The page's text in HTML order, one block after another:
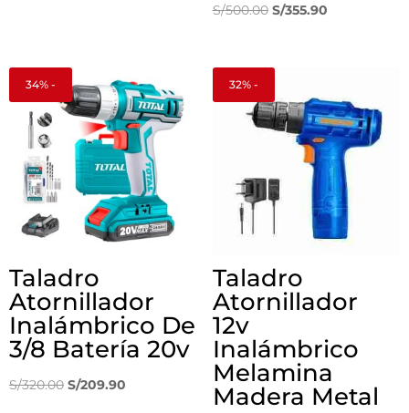
S/250.00.S/199.90.
S/500.00 El
S/500.00.
S/355.90El
S/355.90.
34% -
Taladro
Atornillador
Inalámbrico De
3/8 Batería 20v
S/320.00 El
S/209.90
32% -
Taladro
Atornillador
12v
Inalámbrico
Melamina
Madera Metal